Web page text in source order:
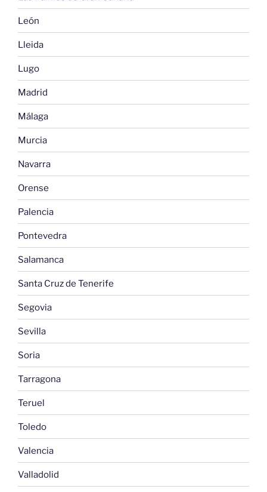
León
Lleida
Lugo
Madrid
Málaga
Murcia
Navarra
Orense
Palencia
Pontevedra
Salamanca
Santa Cruz de Tenerife
Segovia
Sevilla
Soria
Tarragona
Teruel
Toledo
Valencia
Valladolid